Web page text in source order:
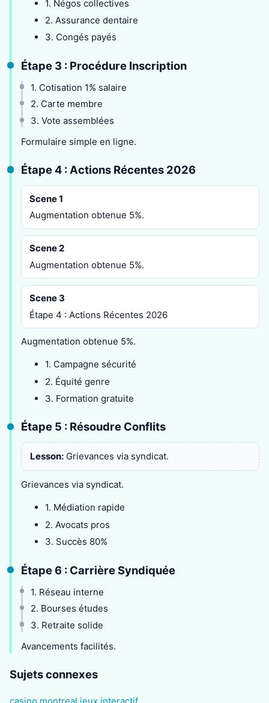
1. Négos collectives
2. Assurance dentaire
3. Congés payés
Étape 3 : Procédure Inscription
1. Cotisation 1% salaire
2. Carte membre
3. Vote assemblées
Formulaire simple en ligne.
Étape 4 : Actions Récentes 2026
Scene 1
Augmentation obtenue 5%.
Scene 2
Augmentation obtenue 5%.
Scene 3
Étape 4 : Actions Récentes 2026
Augmentation obtenue 5%.
1. Campagne sécurité
2. Équité genre
3. Formation gratuite
Étape 5 : Résoudre Conflits
Lesson:Grievances via syndicat.
Grievances via syndicat.
1. Médiation rapide
2. Avocats pros
3. Succès 80%
Étape 6 : Carrière Syndiquée
1. Réseau interne
2. Bourses études
3. Retraite solide
Avancements facilités.
Sujets connexes